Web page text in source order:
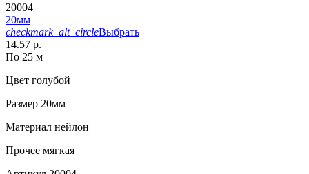
20004
20мм
checkmark_alt_circleВыбрать
14.57 р.
По 25 м
Цвет голубой
Размер 20мм
Материал нейлон
Прочее мягкая